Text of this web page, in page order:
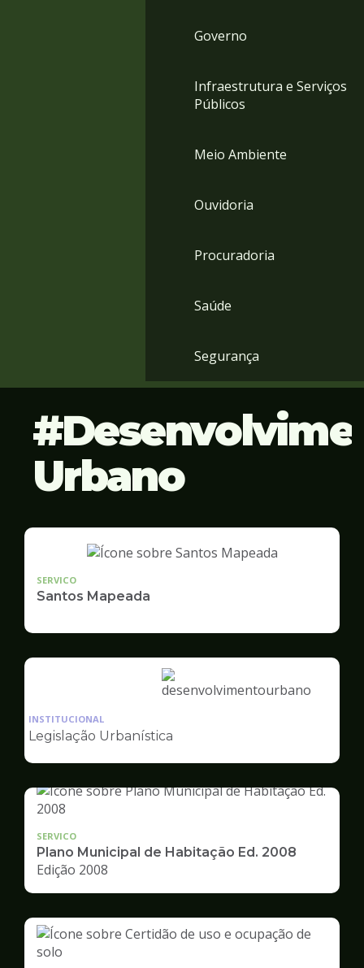
Governo
Infraestrutura e Serviços
Públicos
Meio Ambiente
Ouvidoria
Procuradoria
Saúde
Segurança
Urbano
SERVICO
Santos Mapeada
Ilustração
Desenvolvimento
Urbano
INSTITUCIONAL
Legislação Urbanística
SERVICO
Plano Municipal de Habitação Ed. 2008
Edição 2008